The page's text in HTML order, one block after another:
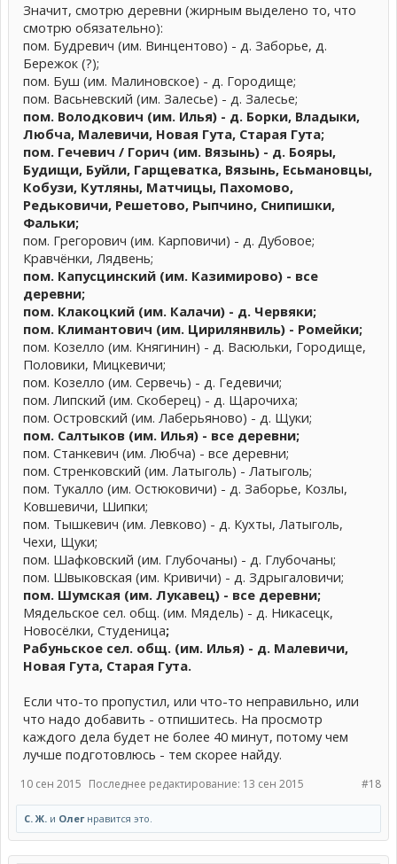
Значит, смотрю деревни (жирным выделено то, что
смотрю обязательно):
пом. Будревич (им. Винцентово) - д. Заборье, д.
Бережок (?);
пом. Буш (им. Малиновское) - д. Городище;
пом. Васьневский (им. Залесье) - д. Залесье;
пом. Володкович (им. Илья) - д. Борки, Владыки,
Любча, Малевичи, Новая Гута, Старая Гута;
пом. Гечевич / Горич (им. Вязынь) - д. Бояры,
Будищи, Буйли, Гарщеватка, Вязынь, Есьмановцы,
Кобузи, Кутляны, Матчицы, Пахомово,
Редьковичи, Решетово, Рыпчино, Снипишки,
Фальки;
пом. Грегорович (им. Карповичи) - д. Дубовое;
Кравчёнки, Лядвень;
пом. Капусцинский (им. Казимирово) - все
деревни;
пом. Клакоцкий (им. Калачи) - д. Червяки;
пом. Климантович (им. Цирилянвиль) - Ромейки;
пом. Козелло (им. Княгинин) - д. Васюльки, Городище,
Половики, Мицкевичи;
пом. Козелло (им. Сервечь) - д. Гедевичи;
пом. Липский (им. Скоберец) - д. Щарочиха;
пом. Островский (им. Лаберьяново) - д. Щуки;
пом. Салтыков (им. Илья) - все деревни;
пом. Станкевич (им. Любча) - все деревни;
пом. Стренковский (им. Латыголь) - Латыголь;
пом. Тукалло (им. Остюковичи) - д. Заборье, Козлы,
Ковшевичи, Шипки;
пом. Тышкевич (им. Левково) - д. Кухты, Латыголь,
Чехи, Щуки;
пом. Шафковский (им. Глубочаны) - д. Глубочаны;
пом. Швыковская (им. Кривичи) - д. Здрыгаловичи;
пом. Шумская (им. Лукавец) - все деревни;
Мядельское сел. общ. (им. Мядель) - д. Никасецк,
Новосёлки, Студеница;
Рабуньское сел. общ. (им. Илья) - д. Малевичи,
Новая Гута, Старая Гута.
Если что-то пропустил, или что-то неправильно, или
что надо добавить - отпишитесь. На просмотр
каждого дела будет не более 40 минут, потому чем
лучше подготовлюсь - тем скорее найду.
#18
10 сен 2015 Последнее редактирование: 13 сен 2015
С. Ж. и Олегнравится это.